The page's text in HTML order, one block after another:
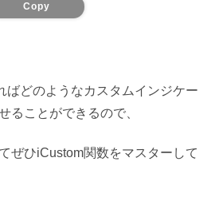
Copy
ばどのようなカスタムインジケー
ることができるので、
ぜひiCustom関数をマスターして